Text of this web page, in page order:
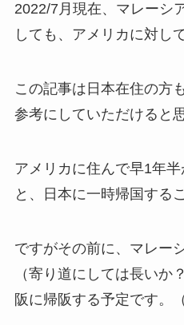
2022/7月現在、マレーシ
しても、アメリカに対し
この記事は日本在住の方
参考にしていただけると
アメリカに住んで早1年
と、日本に一時帰国する
ですがその前に、マレー
（寄り道にしては長いか
阪に帰阪する予定です。